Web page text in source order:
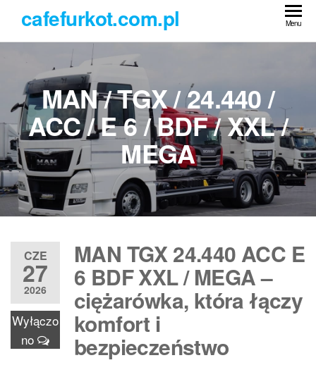
treści
cafefurkot.com.pl Menu
MAN / TGX / 24.440 /
ACC / E 6 / BDF / XXL /
MEGA
CZE
27
2026
Wyłączo
no
MAN TGX 24.440 ACC E
6 BDF XXL / MEGA –
ciężarówka, która łączy
komfort i
bezpieczeństwo